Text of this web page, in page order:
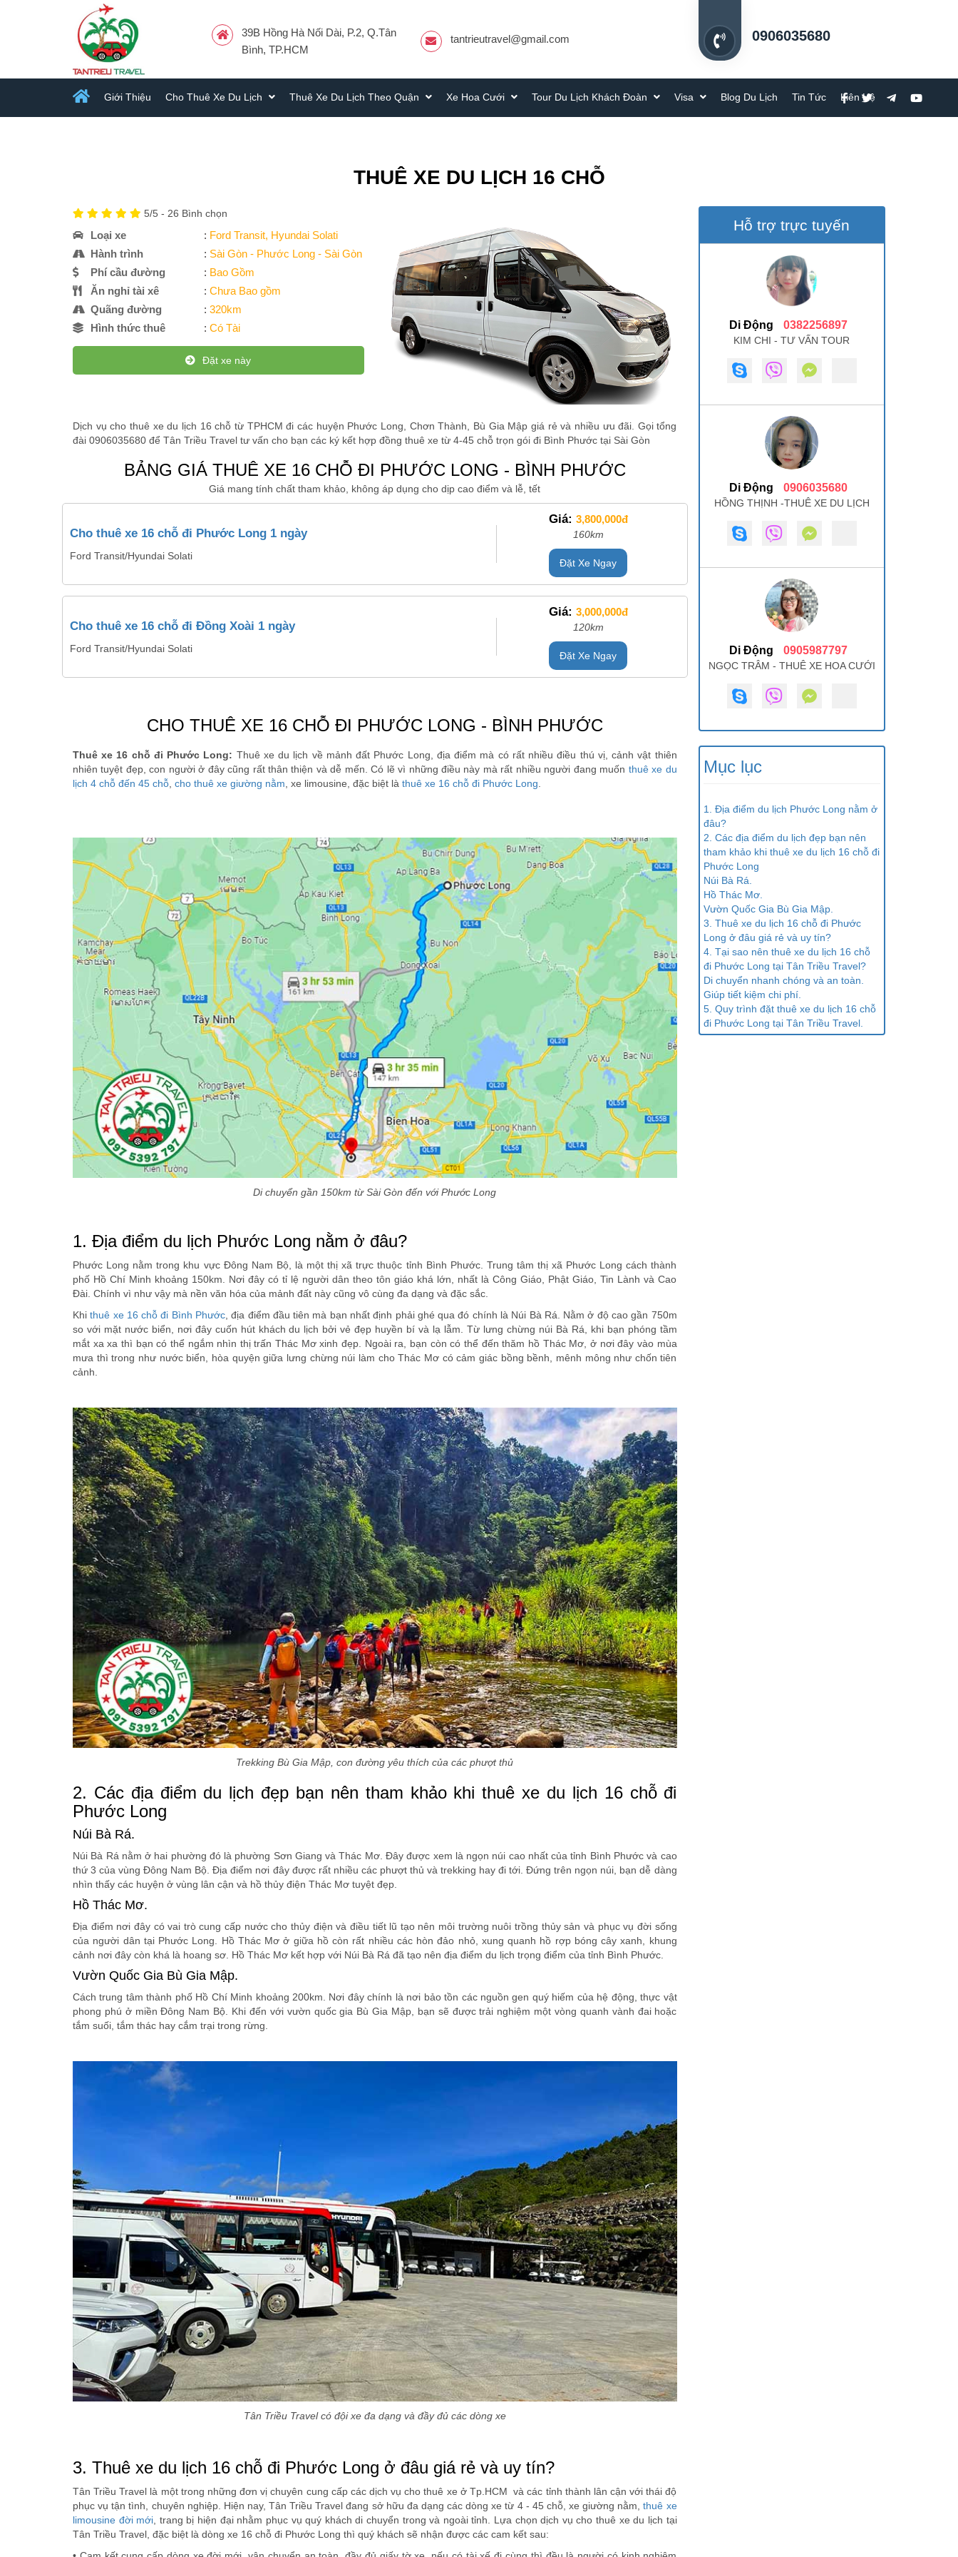
39B Hồng Hà Nối Dài, P.2, Q.Tân
Bình, TP.HCM
tantrieutravel@gmail.com 0906035680
Giới Thiệu Cho Thuê Xe Du Lịch Thuê Xe Du Lịch Theo Quận Xe Hoa Cưới Tour Du Lịch Khách Đoàn Visa Blog Du Lịch Tin Tức Liên Hệ
THUÊ XE DU LỊCH 16 CHỖ
5/5 - 26 Bình chọn
Loại xe : Ford Transit, Hyundai Solati
Hành trình
: Sài Gòn - Phước Long - Sài Gòn
Phí cầu đường
: Bao Gồm
Ăn nghỉ tài xê
: Chưa Bao gồm
Quãng đường
: 320km
Hình thức thuê
: Có Tài
Đặt xe này
Dịch vụ cho thuê xe du lịch 16 chỗ từ TPHCM đi các huyện Phước Long, Chơn Thành, Bù Gia Mập giá rẻ và nhiều ưu đãi. Gọi tổng
đài 0906035680 để Tân Triều Travel tư vấn cho bạn các ký kết hợp đồng thuê xe từ 4-45 chỗ trọn gói đi Bình Phước tại Sài Gòn
BẢNG GIÁ THUÊ XE 16 CHỖ ĐI PHƯỚC LONG - BÌNH PHƯỚC
Giá mang tính chất tham khảo, không áp dụng cho dịp cao điểm và lễ, tết
Cho thuê xe 16 chỗ đi Phước Long 1 ngày
Ford Transit/Hyundai Solati
Giá: 3,800,000đ
160km
Đặt Xe Ngay
Cho thuê xe 16 chỗ đi Đồng Xoài 1 ngày
Ford Transit/Hyundai Solati
Giá: 3,000,000đ
120km
Đặt Xe Ngay
CHO THUÊ XE 16 CHỖ ĐI PHƯỚC LONG - BÌNH PHƯỚC
Thuê xe 16 chỗ đi Phước Long: Thuê xe du lịch về mảnh đất Phước Long, địa điểm mà có rất nhiều điều thú vị, cảnh vật thiên
nhiên tuyệt đẹp, con người ở đây cũng rất thân thiện và dễ mến. Có lẽ vì những điều này mà rất nhiều người đang muốn thuê xe du
lịch 4 chỗ đến 45 chỗ cho thuê xe giường nằm , xe limousine, đặc biệt là thuê xe 16 chỗ đi Phước Long
Di chuyển gần 150km từ Sài Gòn đến với Phước Long
1. Địa điểm du lịch Phước Long nằm ở đâu?
Phước Long nằm trong khu vực Đông Nam Bộ, là một thị xã trực thuộc tỉnh Bình Phước. Trung tâm thị xã Phước Long cách thành
phố Hồ Chí Minh khoảng 150km. Nơi đây có tỉ lệ người dân theo tôn giáo khá lớn, nhất là Công Giáo, Phật Giáo, Tin Lành và Cao
Đài. Chính vì như vậy mà nền văn hóa của mảnh đất này cũng vô cùng đa dạng và đặc sắc.
Khithuê xe 16 chỗ đi Bình Phước , địa điểm đầu tiên mà bạn nhất định phải ghé qua đó chính là Núi Bà Rá. Nằm ở độ cao gần 750m
so với mặt nước biển, nơi đây cuốn hút khách du lịch bởi vẻ đẹp huyền bí và lạ lẫm. Từ lưng chừng núi Bà Rá, khi bạn phóng tầm
mắt xa xa thì bạn có thể ngắm nhìn thị trấn Thác Mơ xinh đẹp. Ngoài ra, bạn còn có thể đến thăm hồ Thác Mơ, ở nơi đây vào mùa
mưa thì trong như nước biển, hòa quyện giữa lưng chừng núi làm cho Thác Mơ có cảm giác bồng bềnh, mênh mông như chốn tiên
cảnh.
Trekking Bù Gia Mập, con đường yêu thích của các phượt thủ
2. Các địa điểm du lịch đẹp bạn nên tham khảo khi thuê xe du lịch 16 chỗ đi
Phước Long
Núi Bà Rá.
Núi Bà Rá nằm ở hai phường đó là phường Sơn Giang và Thác Mơ. Đây được xem là ngọn núi cao nhất của tỉnh Bình Phước và cao
thứ 3 của vùng Đông Nam Bộ. Địa điểm nơi đây được rất nhiều các phượt thủ và trekking hay đi tới. Đứng trên ngọn núi, bạn dễ dàng
nhìn thấy các huyện ở vùng lân cận và hồ thủy điện Thác Mơ tuyệt đẹp.
Hồ Thác Mơ.
Địa điểm nơi đây có vai trò cung cấp nước cho thủy điện và điều tiết lũ tạo nên môi trường nuôi trồng thủy sản và phục vụ đời sống
của người dân tại Phước Long. Hồ Thác Mơ ở giữa hồ còn rất nhiều các hòn đảo nhỏ, xung quanh hồ rợp bóng cây xanh, khung
cảnh nơi đây còn khá là hoang sơ. Hồ Thác Mơ kết hợp với Núi Bà Rá đã tạo nên địa điểm du lịch trọng điểm của tỉnh Bình Phước.
Vườn Quốc Gia Bù Gia Mập.
Cách trung tâm thành phố Hồ Chí Minh khoảng 200km. Nơi đây chính là nơi bảo tồn các nguồn gen quý hiếm của hệ động, thực vật
phong phú ở miền Đông Nam Bộ. Khi đến với vườn quốc gia Bù Gia Mập, bạn sẽ được trải nghiệm một vòng quanh vành đai hoặc
tắm suối, tắm thác hay cắm trại trong rừng.
Tân Triều Travel có đội xe đa dạng và đầy đủ các dòng xe
3. Thuê xe du lịch 16 chỗ đi Phước Long ở đâu giá rẻ và uy tín?
Tân Triều Travel là một trong những đơn vị chuyên cung cấp các dịch vụ cho thuê xe ở Tp.HCM và các tỉnh thành lân cận với thái độ
phục vụ tận tình, chuyên nghiệp. Hiện nay, Tân Triều Travel đang sở hữu đa dạng các dòng xe từ 4 - 45 chỗ, xe giường nằm,thuê xe
limousine đời mới , trang bị hiện đại nhằm phục vụ quý khách di chuyển trong và ngoài tỉnh. Lựa chọn dịch vụ cho thuê xe du lịch tại
Tân Triều Travel, đặc biệt là dòng xe 16 chỗ đi Phước Long thì quý khách sẽ nhận được các cam kết sau:
Hỗ trợ trực tuyến
Di Động 0382256897
KIM CHI - TƯ VẤN TOUR
Di Động 0906035680
HỒNG THỊNH -THUÊ XE DU LỊCH
Di Động 0905987797
NGỌC TRÂM - THUÊ XE HOA CƯỚI
Mục lục
1. Địa điểm du lịch Phước Long nằm ở
đâu?
2. Các địa điểm du lịch đẹp bạn nên
tham khảo khi thuê xe du lịch 16 chỗ đi
Phước Long
Núi Bà Rá.
Hồ Thác Mơ.
Vườn Quốc Gia Bù Gia Mập.
3. Thuê xe du lịch 16 chỗ đi Phước
Long ở đâu giá rẻ và uy tín?
4. Tại sao nên thuê xe du lịch 16 chỗ
đi Phước Long tại Tân Triều Travel?
Di chuyển nhanh chóng và an toàn.
Giúp tiết kiệm chi phí.
5. Quy trình đặt thuê xe du lịch 16 chỗ
đi Phước Long tại Tân Triều Travel.